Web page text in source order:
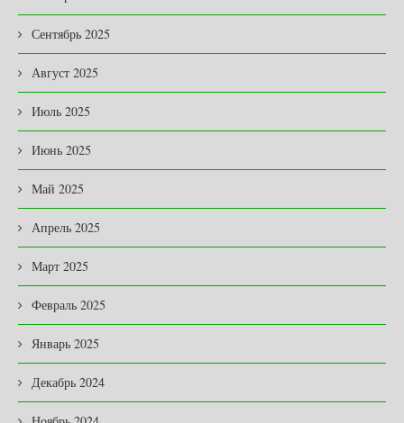
Сентябрь 2025
Август 2025
Июль 2025
Июнь 2025
Май 2025
Апрель 2025
Март 2025
Февраль 2025
Январь 2025
Декабрь 2024